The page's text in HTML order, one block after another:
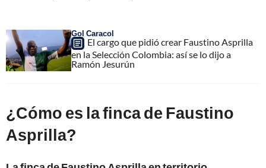
Gol Caracol
El cargo que pidió crear Faustino Asprilla
en la Selección Colombia: así se lo dijo a
Ramón Jesurún
¿Cómo es la finca de Faustino
Asprilla?